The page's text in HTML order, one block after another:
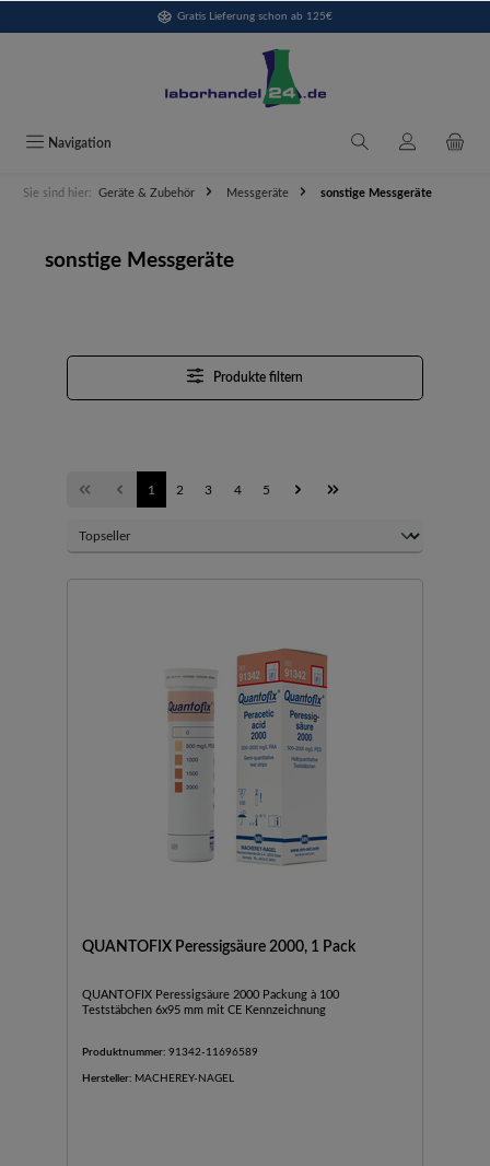
Gratis Lieferung schon ab 125€
Navigation
Sie sind hier: Geräte & Zubehör Messgeräte sonstige Messgeräte
sonstige Messgeräte
Produkte filtern
1 2 3 4 5
QUANTOFIX Peressigsäure 2000, 1 Pack
QUANTOFIX Peressigsäure 2000 Packung à 100
Teststäbchen 6x95 mm mit CE Kennzeichnung
Produktnummer: 91342-11696589
Hersteller: MACHEREY-NAGEL